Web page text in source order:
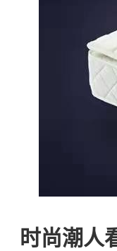
时尚潮人